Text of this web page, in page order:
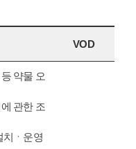
VOD
약물 오
관한 조
치ㆍ운영